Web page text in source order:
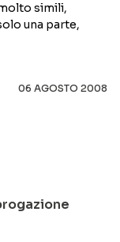
simili,
una parte,
06 AGOSTO 2008